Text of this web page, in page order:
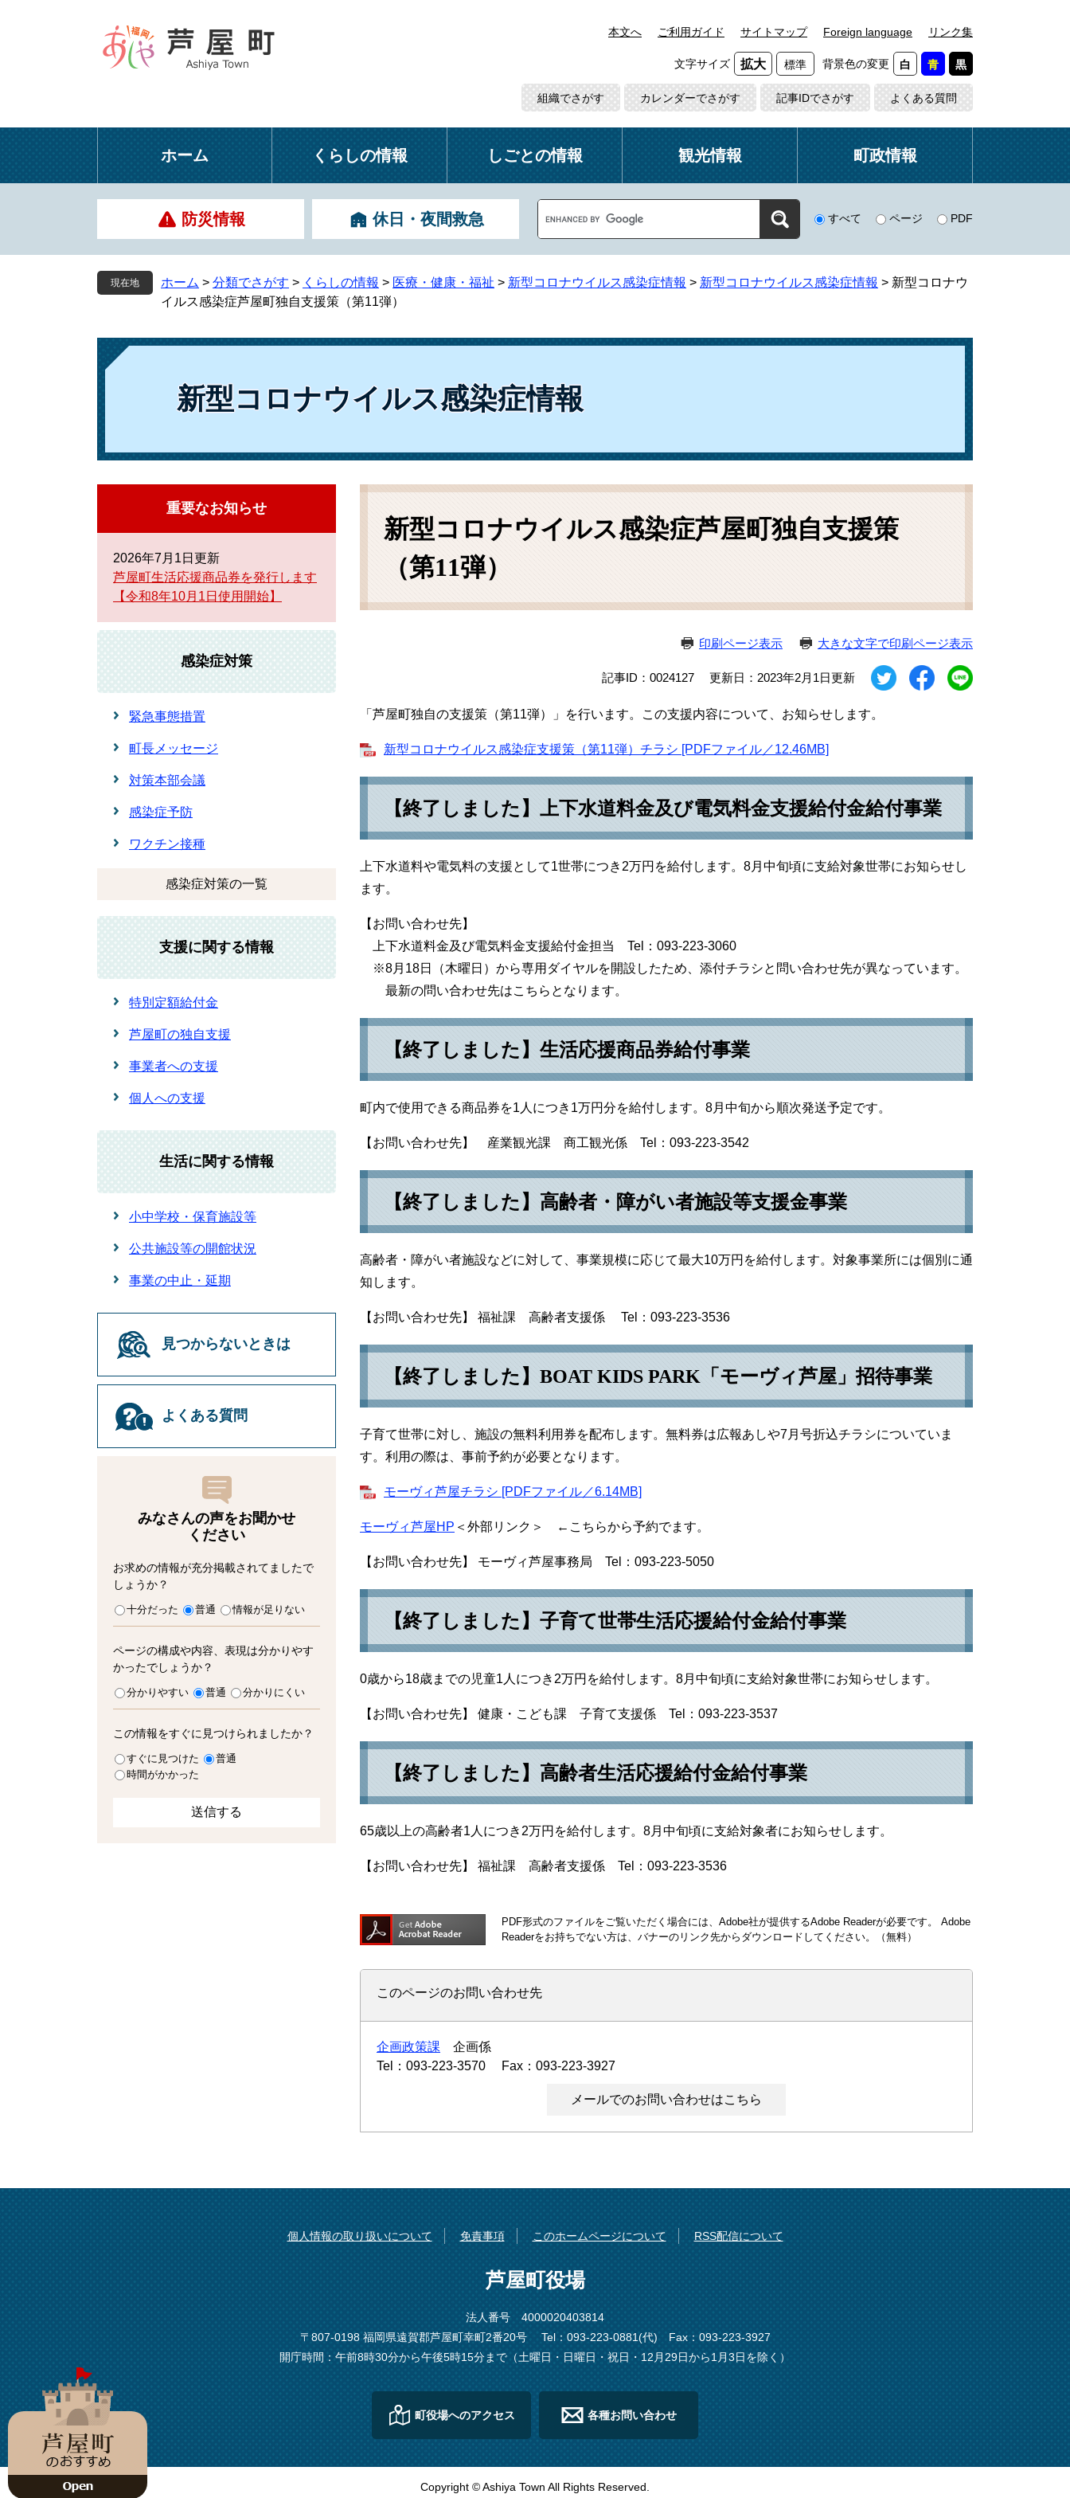
本
本文へ ご利用ガイド サイトマップ Foreign language リンク集
文字サイズ 拡大 標準 背景色の変更 白 青 黒
組織でさがす カレンダーでさがす 記事IDでさがす よくある質問
ホーム くらしの情報 しごとの情報 観光情報 町政情報
防災情報 休日・夜間救急
o
g
e
タ
索
すべて ページ PDF
現在地 ホーム > 分類でさがす > くらしの情報 > 医療・健康・福祉 > 新型コロナウイルス感染症情報 > 新型コロナウイルス感染症情報 > 新型コロナウ
イルス感染症芦屋町独自支援策（第11弾）
新型コロナウイルス感染症情報
本
新型コロナウイルス感染症芦屋町独自支援策
（第11弾）
印刷ページ表示 大きな文字で印刷ページ表示
記事ID：0024127 更新日：2023年2月1日更新
「芦屋町独自の支援策（第11弾）」を行います。この支援内容について、お知らせします。
新型コロナウイルス感染症支援策（第11弾）チラシ [PDFファイル／12.46MB]
【終了しました】上下水道料金及び電気料金支援給付金給付事業
上下水道料や電気料の支援として1世帯につき2万円を給付します。8月中旬頃に支給対象世帯にお知らせし
ます。
【お問い合わせ先】
上下水道料金及び電気料金支援給付金担当 Tel：093-223-3060
※8月18日（木曜日）から専用ダイヤルを開設したため、添付チラシと問い合わせ先が異なっています。
最新の問い合わせ先はこちらとなります。
【終了しました】生活応援商品券給付事業
町内で使用できる商品券を1人につき1万円分を給付します。8月中旬から順次発送予定です。
【お問い合わせ先】 産業観光課 商工観光係 Tel：093-223-3542
【終了しました】高齢者・障がい者施設等支援金事業
高齢者・障がい者施設などに対して、事業規模に応じて最大10万円を給付します。対象事業所には個別に通
知します。
【お問い合わせ先】 福祉課 高齢者支援係 Tel：093-223-3536
【終了しました】BOAT KIDS PARK「モーヴィ芦屋」招待事業
子育て世帯に対し、施設の無料利用券を配布します。無料券は広報あしや7月号折込チラシについていま
す。利用の際は、事前予約が必要となります。
モーヴィ芦屋チラシ [PDFファイル／6.14MB]
モーヴィ芦屋HP ＜外部リンク＞ ←こちらから予約でます。
【お問い合わせ先】 モーヴィ芦屋事務局 Tel：093-223-5050
【終了しました】子育て世帯生活応援給付金給付事業
0歳から18歳までの児童1人につき2万円を給付します。8月中旬頃に支給対象世帯にお知らせします。
【お問い合わせ先】 健康・こども課 子育て支援係 Tel：093-223-3537
【終了しました】高齢者生活応援給付金給付事業
65歳以上の高齢者1人につき2万円を給付します。8月中旬頃に支給対象者にお知らせします。
【お問い合わせ先】 福祉課 高齢者支援係 Tel：093-223-3536
PDF形式のファイルをご覧いただく場合には、Adobe社が提供するAdobe Readerが必要です。
Adobe
Readerをお持ちでない方は、バナーのリンク先からダウンロードしてください。（無料）
このページのお問い合わせ先
企画政策課
企画係
Tel：093-223-3570
Fax：093-223-3927
メールでのお問い合わせはこちら
重要なお知らせ
2026年7月1日更新
芦屋町生活応援商品券を発行します
【令和8年10月1日使用開始】
感染症対策
緊急事態措置
町長メッセージ
対策本部会議
感染症予防
ワクチン接種
感染症対策の一覧
支援に関する情報
特別定額給付金
芦屋町の独自支援
事業者への支援
個人への支援
生活に関する情報
小中学校・保育施設等
公共施設等の開館状況
事業の中止・延期
見つからないときは
よくある質問
みなさんの声をお聞かせ
ください
お求めの情報が充分掲載されてましたで
しょうか？
十分だった 普通 情報が足りない
ページの構成や内容、表現は分かりやす
かったでしょうか？
分かりやすい 普通 分かりにくい
この情報をすぐに見つけられましたか？
すぐに見つけた
普通
時間がかかった
個人情報の取り扱いについて 免責事項 このホームページについて RSS配信について
芦屋町役場
法人番号 4000020403814
〒807-0198 福岡県遠賀郡芦屋町幸町2番20号
Tel：093-223-0881(代)
Fax：093-223-3927
開庁時間：午前8時30分から午後5時15分まで（土曜日・日曜日・祝日・12月29日から1月3日を除く）
町役場へのアクセス 各種お問い合わせ
Copyright © Ashiya Town All Rights Reserved.